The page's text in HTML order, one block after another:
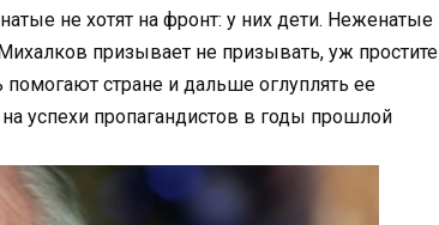
не хотят на фронт: у них дети. Неженатые
призывает не призывать, уж простите
стране и дальше оглуплять ее
успехи пропагандистов в годы прошлой